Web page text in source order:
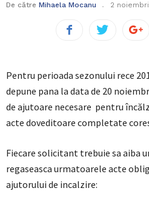
De către Mihaela Mocanu 2
Pentru perioada sezonului rece
depune pana la data de 20
de ajutoare necesare pentru
acte doveditoare completate
Fiecare solicitant trebuie sa aiba
regaseasca urmatoarele acte
ajutorului de incalzire: